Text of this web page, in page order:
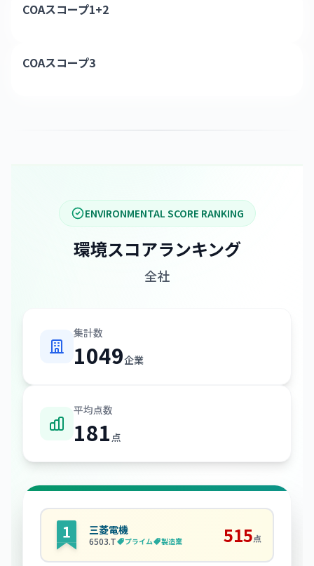
COAスコープ1+2
COAスコープ3
ENVIRONMENTAL SCORE RANKING
環境スコアランキング
全社
集計数
1049企業
平均点数
181 点
三菱電機
6503.T プライム 製造業 515点